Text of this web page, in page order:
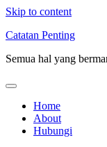
Skip to content
Catatan Penting
Semua hal yang
Home
About
Hubungi